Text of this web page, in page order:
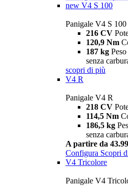
new V4 S 100
Panigale V4 S 100
216 CV
120,9 Nm
187 kg
senza
scopri di più
V4 R
Panigale V4 R
218 CV
114,5 Nm
186,5 kg
senza
A partire da
Configura Scopri
V4 Tricolore
Panigale V4